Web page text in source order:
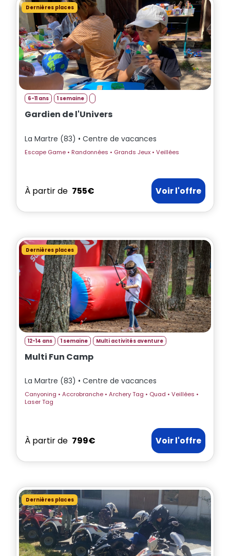
Dernières places
6-11 ans 1 semaine
Gardien de l'Univers
La Martre (83) • Centre de vacances
Escape Game • Randonnées • Grands Jeux • Veillées
À partir de 755€ Voir l'offre
Dernières places
12-14 ans 1 semaine Multi activités aventure
Multi Fun Camp
La Martre (83) • Centre de vacances
Canyoning • Accrobranche • Archery Tag • Quad • Veillées •
Laser Tag
À partir de 799€ Voir l'offre
Dernières places
Bonjour ! 👋 Je suis l'assistant Totemia.
Posez-moi vos questions sur nos
séjours !